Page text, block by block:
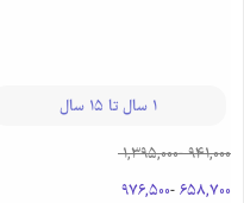
1 سال تا 15 سال
941,000
-
1,395,000
658,700
-
976,500